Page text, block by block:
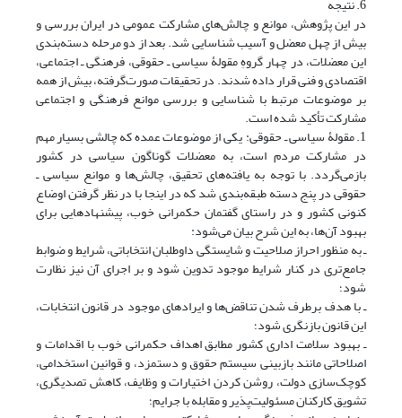
6. نتیجه
در این پژوهش، موانع و چالش‌های مشارکت عمومی در ایران بررسی و
بیش از چهل معضل و آسیب شناسایی شد. بعد از دو مرحله دسته‌بندی
این معضلات، در چهار گروهِ مقولۀ سیاسی ـ حقوقی، فرهنگی ـ اجتماعی،
اقتصادی و فنی قرار داده شدند. در تحقیقات صورت‌گرفته، بیش از همه
بر موضوعات مرتبط با شناسایی و بررسی موانع فرهنگی و اجتماعی
مشارکت تأکید شده است.
1. مقولۀ سیاسی ـ حقوقی: یکی از موضوعات عمده که چالشی بسیار مهم
در مشارکت مردم است، به معضلات گوناگون سیاسی در کشور
بازمی‌گردد. با توجه به یافته‌های تحقیق، چالش‌ها و موانع سیاسی ـ
حقوقی در پنج دسته طبقه‌بندی شد که در اینجا با در نظر گرفتن اوضاع
کنونی کشور و در راستای گفتمان حکمرانی خوب، پیشنهادهایی برای
بهبود آن‌ها، به این شرح بیان می‌شود:
ـ به منظور احراز صلاحیت و شایستگی داوطلبان انتخاباتی، شرایط و ضوابط
جامع‌تری در کنار شرایط موجود تدوین شود و بر اجرای آن نیز نظارت
شود؛
ـ با هدف برطرف شدن تناقض‌ها و ایرادهای موجود در قانون انتخابات،
این قانون بازنگری شود؛
ـ بهبود سلامت اداری کشور مطابق اهداف حکمرانی خوب با اقدامات و
اصلاحاتی مانند بازبینی سیستم حقوق و دستمزد، و قوانین استخدامی،
کوچک‌سازی دولت، روشن‌ کردن اختیارات و وظایف، کاهش تصدیگری،
تشویق کارکنان مسئولیت‌پذیر و مقابله با جرایم؛